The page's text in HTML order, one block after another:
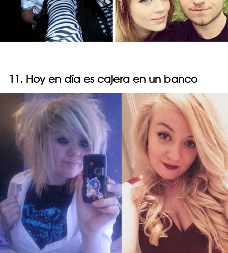
11. Hoy en día es cajera en un banco